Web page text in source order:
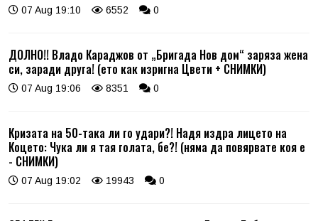
07 Aug 19:10 6552 0
ДОЛНО!! Владо Караджов от „Бригада Нов дом“ заряза жена
си, заради друга! (ето как изригна Цвети + СНИМКИ)
07 Aug 19:06 8351 0
Кризата на 50-така ли го удари?! Надя издра лицето на
Коцето: Чука ли я тая голата, бе?! (няма да повярвате коя е
- СНИМКИ)
07 Aug 19:02 19943 0